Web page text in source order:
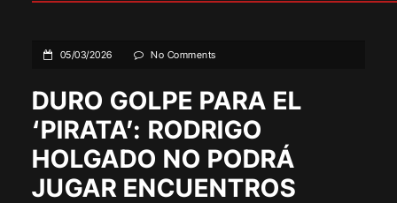
05/03/2026 No Comments
DURO GOLPE PARA EL
‘PIRATA’: RODRIGO
HOLGADO NO PODRÁ
JUGAR ENCUENTROS